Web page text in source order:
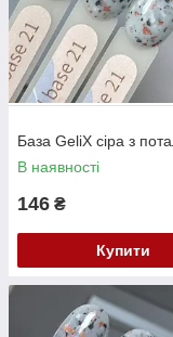
База GeliX сіра з
В наявності
146 ₴
Купити